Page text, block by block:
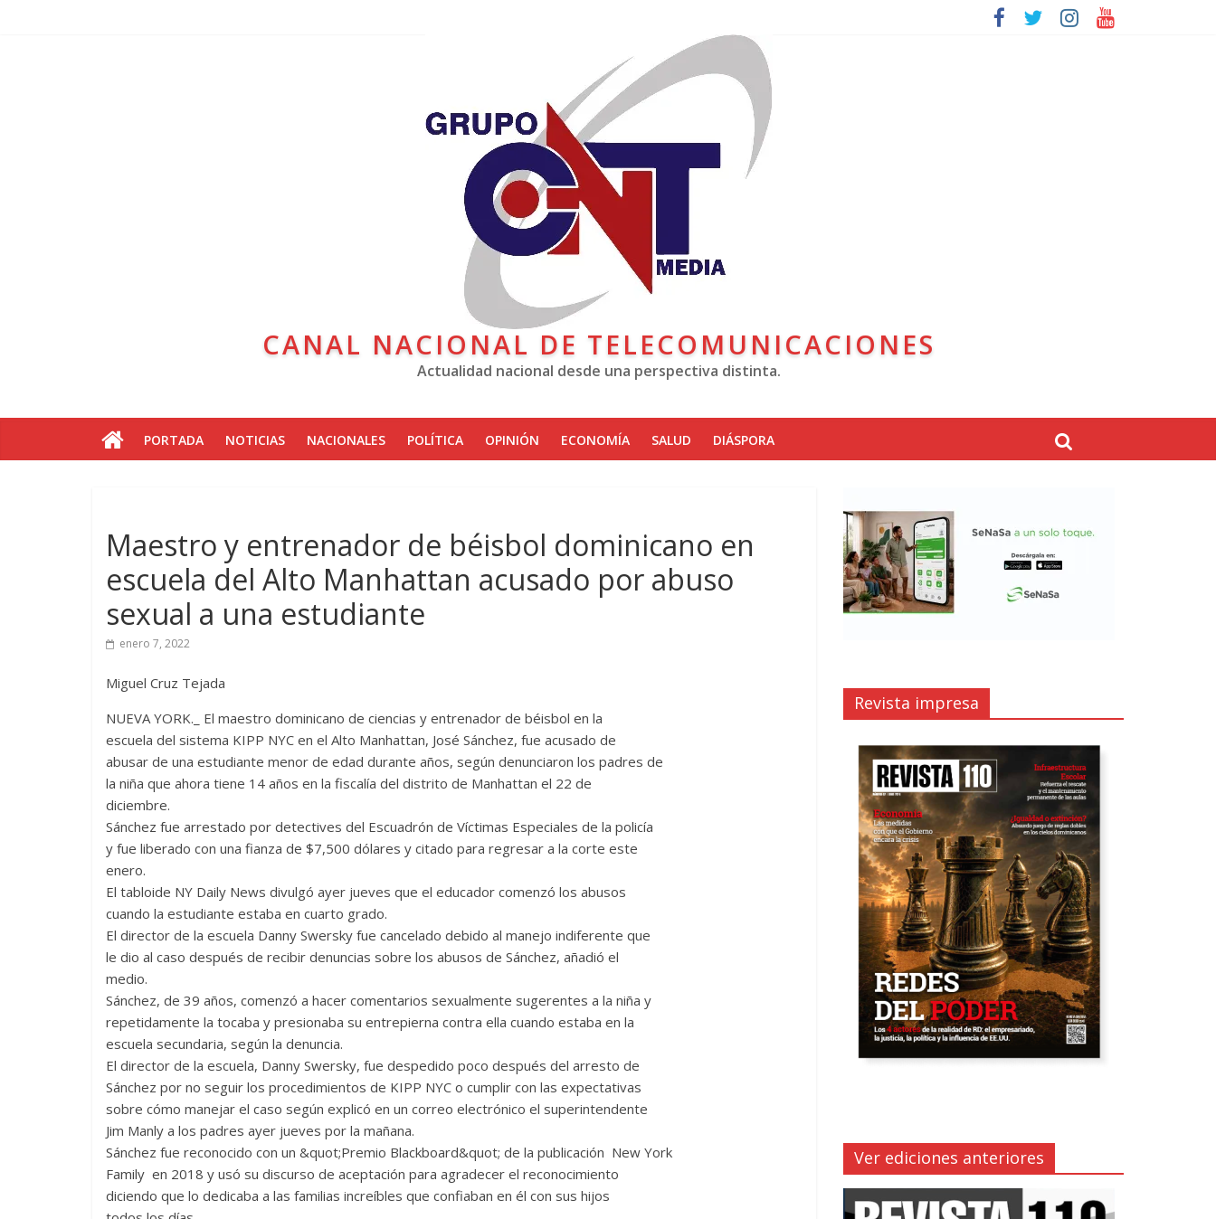
CANAL NACIONAL DE TELECOMUNICACIONES
Actualidad nacional desde una perspectiva distinta.
PORTADA NOTICIAS NACIONALES POLÍTICA OPINIÓN ECONOMÍA SALUD DIÁSPORA
Maestro y entrenador de béisbol dominicano en
escuela del Alto Manhattan acusado por abuso
sexual a una estudiante
enero 7, 2022
Miguel Cruz Tejada
NUEVA YORK._ El maestro dominicano de ciencias y entrenador de béisbol en la
escuela del sistema KIPP NYC en el Alto Manhattan, José Sánchez, fue acusado de
abusar de una estudiante menor de edad durante años, según denunciaron los padres de
la niña que ahora tiene 14 años en la fiscalía del distrito de Manhattan el 22 de
diciembre.
Sánchez fue arrestado por detectives del Escuadrón de Víctimas Especiales de la policía
y fue liberado con una fianza de $7,500 dólares y citado para regresar a la corte este
enero.
El tabloide NY Daily News divulgó ayer jueves que el educador comenzó los abusos
cuando la estudiante estaba en cuarto grado.
El director de la escuela Danny Swersky fue cancelado debido al manejo indiferente que
le dio al caso después de recibir denuncias sobre los abusos de Sánchez, añadió el
medio.
Sánchez, de 39 años, comenzó a hacer comentarios sexualmente sugerentes a la niña y
repetidamente la tocaba y presionaba su entrepierna contra ella cuando estaba en la
escuela secundaria, según la denuncia.
El director de la escuela, Danny Swersky, fue despedido poco después del arresto de
Sánchez por no seguir los procedimientos de KIPP NYC o cumplir con las expectativas
sobre cómo manejar el caso según explicó en un correo electrónico el superintendente
Jim Manly a los padres ayer jueves por la mañana.
Sánchez fue reconocido con un &quot;Premio Blackboard&quot; de la publicación New York
Family en 2018 y usó su discurso de aceptación para agradecer el reconocimiento
diciendo que lo dedicaba a las familias increíbles que confiaban en él con sus hijos
Revista impresa
Ver ediciones anteriores